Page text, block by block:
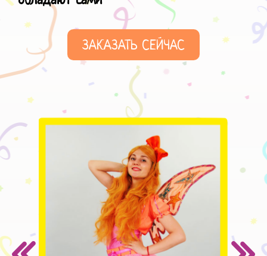
ЗАКАЗАТЬ СЕЙЧАС